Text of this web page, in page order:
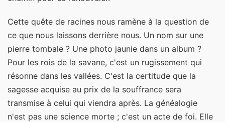
Cette quête de racines nous ramène à la question de
ce que nous laissons derrière nous. Un nom sur une
pierre tombale ? Une photo jaunie dans un album ?
Pour les rois de la savane, c'est un rugissement qui
résonne dans les vallées. C'est la certitude que la
sagesse acquise au prix de la souffrance sera
transmise à celui qui viendra après. La généalogie
n'est pas une science morte ; c'est un acte de foi. Elle